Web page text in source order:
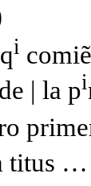
qi
| la pi
titus